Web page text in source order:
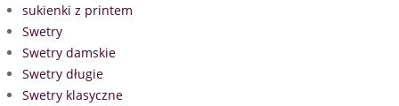
sukienki z printem
Swetry
Swetry damskie
Swetry długie
Swetry klasyczne